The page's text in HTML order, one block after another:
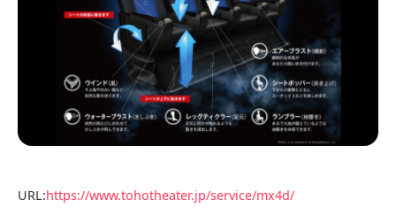
URL:https://www.tohotheater.jp/service/mx4d/